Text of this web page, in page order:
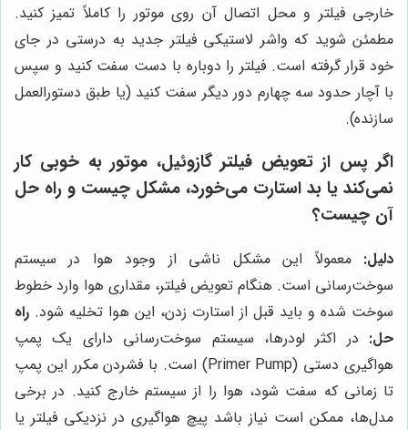
خارجی فیلتر و محل اتصال آن روی موتور را کاملاً تمیز کنید.
مطمئن شوید که واشر لاستیکی فیلتر جدید به درستی در جای
خود قرار گرفته است. فیلتر را دوباره با دست سفت کنید و سپس
با آچار حدود سه چهارم دور دیگر سفت کنید (یا طبق دستورالعمل
سازنده).
اگر پس از تعویض فیلتر گازوئیل، موتور به خوبی کار
نمی‌کند یا بد استارت می‌خورد، مشکل چیست و راه حل
آن چیست؟
دلیل: معمولاً این مشکل ناشی از وجود هوا در سیستم
سوخت‌رسانی است. هنگام تعویض فیلتر، مقداری هوا وارد خطوط
سوخت شده و باید قبل از استارت زدن، این هوا تخلیه شود. راه
حل: در اکثر لودرها، سیستم سوخت‌رسانی دارای یک پمپ
هواگیری دستی (Primer Pump) است. با فشردن مکرر این پمپ
تا زمانی که سفت شود، هوا را از سیستم خارج کنید. در برخی
مدل‌ها، ممکن است نیاز باشد پیچ هواگیری در نزدیکی فیلتر یا